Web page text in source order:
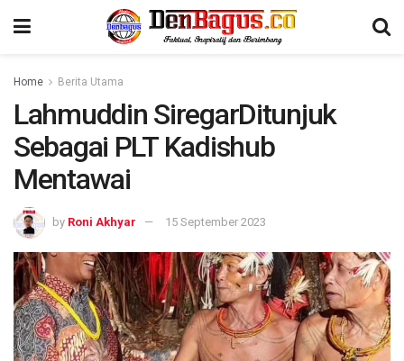
Home Berita Utama
Lahmuddin SiregarDitunjuk
Sebagai PLT Kadishub
Mentawai
by Roni Akhyar 15 September 2023